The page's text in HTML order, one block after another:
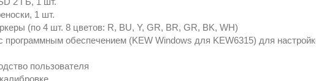
1 шт.
(по 4 шт. 8 цветов: R, BU, Y, GR, BR, GR, BK, WH)
программным обеспечением (KEW Windows для KEW6315) для
пользователя